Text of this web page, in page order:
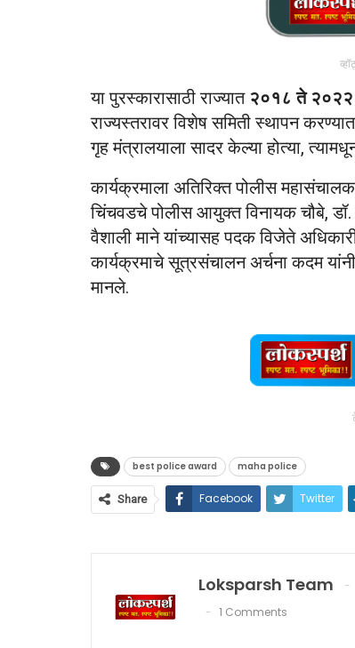
या पुरस्कारासाठी राज्यात२०१८ ते २०२२
राज्यस्तरावर विशेष समिती स्थापन
गृह मंत्रालयाला सादर केल्या होत्या,
कार्यक्रमाला अतिरिक्त पोलीस
चिंचवडचे पोलीस आयुक्त विनायक चौबे, डॉ.
वैशाली माने यांच्यासह पदक विजेते
कार्यक्रमाचे सूत्रसंचालन अर्चना कदम
मानले.
best police award maha police
Share Facebook Twitter
Loksparsh Team
1 Comments